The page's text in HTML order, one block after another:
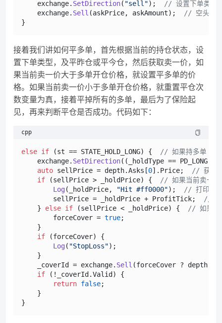
    exchange.
SetDirection( "sell");
// 设置下单类型
    exchange.
Sell (askPrice, askAmount);
// 空头卖
接着我们讲如何平多单，首先根据当前的持仓状态，设
置下单类型，及平昨仓或平今仓，然后获取卖一价，如
果当前卖一价大于多单开仓价格，就设置平多单的价
格。如果当前卖一价小于多单开仓价格，就重置平仓次
数变量为真，接着平掉所有的多单，最后为了保险起
见，再来判断平仓是否成功。代码如下：
cpp
else if (st == STATE_HOLD_LONG) {
// 如果持多单
    exchange.
SetDirection((_holdType == PD_LONG
auto sellPrice = depth.Asks[0].Price;
// 获取
if (sellPrice > _holdPrice) {
// 如果当前卖一价
Log(_holdPrice, "Hit #ff0000");
// 打印多
        sellPrice = _holdPrice + ProfitTick;
// 设
    }
else if (sellPrice < _holdPrice) {
// 如果当
        forceCover =
true;
    }
if (forceCover) {
Log( "StopLoss");
    }
    _coverId = exchange.
Sell (forceCover ?
if (!_coverId.Valid) {
return false;
    }